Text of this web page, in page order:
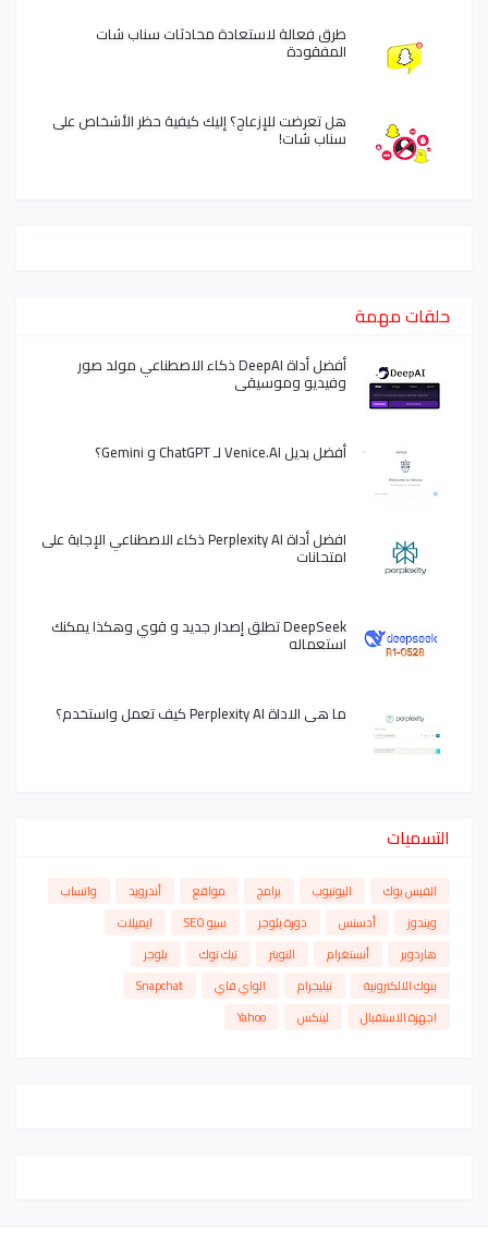
طرق فعالة لاستعادة محادثات سناب شات
المفقودة
هل تعرضت للإزعاج؟ إليك كيفية حظر الأشخاص على
سناب شات!
حلقات مهمة
أفضل أداة DeepAI ذكاء الاصطناعي مولد صور
وفيديو وموسيقى
أفضل بديل Venice.AI لـ ChatGPT و Gemini؟
افضل أداة Perplexity AI ذكاء الاصطناعي الإجابة على
امتحانات
DeepSeek تطلق إصدار جديد و قوي وهكذا يمكنك
استعماله
ما هي الاداة Perplexity AI كيف تعمل واستخدم؟
التسميات
الفيس بوك اليوتيوب برامج مواقع أندرويد
واتساب
ويندوز
أدسنس دورة بلوجر سيو SEO
ايميلات
هاردوير
أنستغرام التويتر تيك توك
بلوجر
بنوك الالكترونية
تيليجرام الواي فاي
Snapchat
اجهزة الاستقبال
لينكس Yahoo